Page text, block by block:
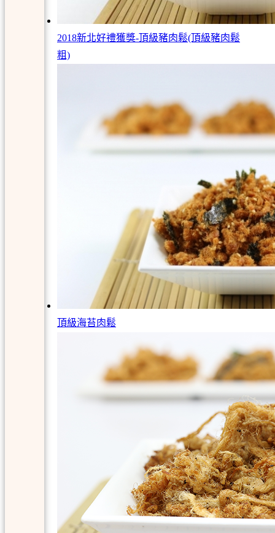
2018新北好禮獲獎-頂級豬肉鬆(頂級豬肉鬆
粗)
頂級海苔肉鬆